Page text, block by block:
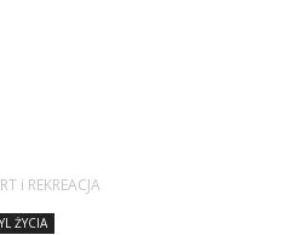
i REKREACJA
ŻYCIA